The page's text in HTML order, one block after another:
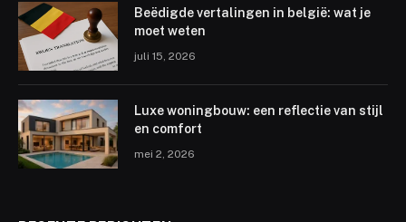
Beëdigde vertalingen in belgië: wat je
moet weten
juli 15, 2026
Luxe woningbouw: een reflectie van stijl
en comfort
mei 2, 2026